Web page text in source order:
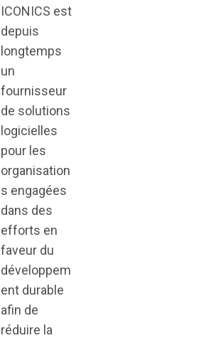
ICONICS est
depuis
longtemps
un
fournisseur
de solutions
logicielles
pour les
organisation
s engagées
dans des
efforts en
faveur du
développem
ent durable
afin de
réduire la